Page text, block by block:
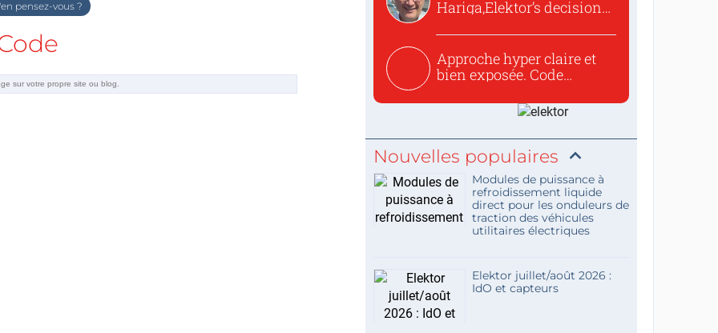
pensez-vous ?
Hariga,Elektor’s decision
Approche hyper claire et
bien exposée. Code
Nouvelles populaires
Modules de puissance à
refroidissement liquide
direct pour les onduleurs de
traction des véhicules
utilitaires électriques
Elektor juillet/août 2026 :
IdO et capteurs